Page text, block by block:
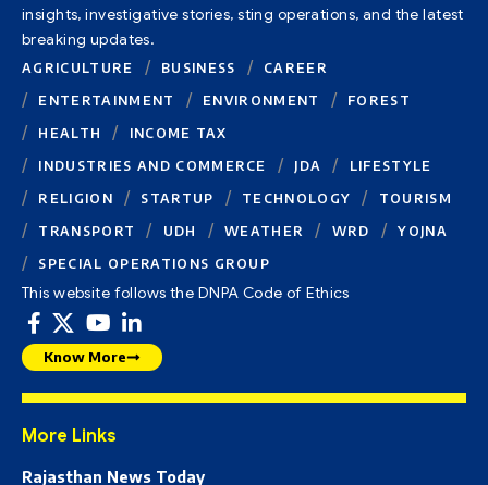
insights, investigative stories, sting operations, and the latest
breaking updates.
AGRICULTURE BUSINESS
CAREER
ENTERTAINMENT
ENVIRONMENT
FOREST
HEALTH
INCOME TAX
INDUSTRIES AND COMMERCE
JDA
LIFESTYLE
RELIGION
STARTUP TECHNOLOGY
TOURISM
TRANSPORT
UDH WEATHER WRD
YOJNA
SPECIAL OPERATIONS GROUP
This website follows the DNPA Code of Ethics
Know More
More Links
Rajasthan News Today